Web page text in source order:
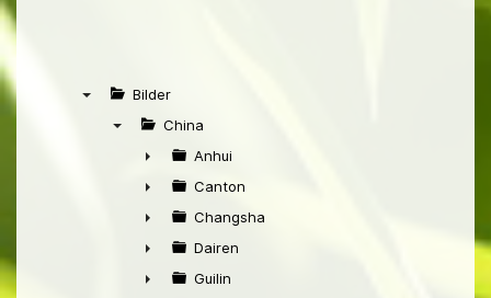
Bilder
China
►
Anhui
►
Canton
►
Changsha
►
Dairen
Guilin